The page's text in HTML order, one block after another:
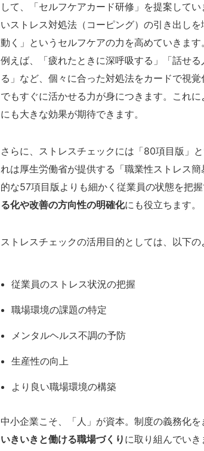
して、「セルフケアカード研修」を提案して
いストレス対処法（コーピング）の引き出し
動く」というセルフケアの力を高めていきます。
例えば、「疲れたときに深呼吸する」「話せ
る」など、個々に合った対処法をカードで視
でもすぐに活かせる力が身につきます。これに
にも大きな効果が期待できます。
さらに、ストレスチェックには「80項目版」
れは厚生労働省が提供する「職業性ストレス
的な57項目版よりも細かく従業員の状態を把握
る化や改善の方向性の明確化にも役立ちます。
ストレスチェックの活用目的としては、以下の
従業員のストレス状況の把握
職場環境の課題の特定
メンタルヘルス不調の予防
生産性の向上
より良い職場環境の構築
中小企業こそ、「人」が資本。制度の義務化を
いきいきと働ける職場づくり に取り組んでい